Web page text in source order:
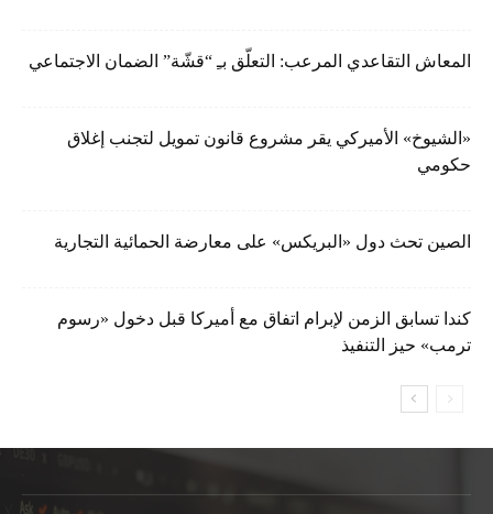
المعاش التقاعدي المرعب: التعلّق بـِ “قشّة” الضمان الاجتماعي
«الشيوخ» الأميركي يقر مشروع قانون تمويل لتجنب إغلاق
حكومي
الصين تحث دول «البريكس» على معارضة الحمائية التجارية
كندا تسابق الزمن لإبرام اتفاق مع أميركا قبل دخول «رسوم
ترمب» حيز التنفيذ